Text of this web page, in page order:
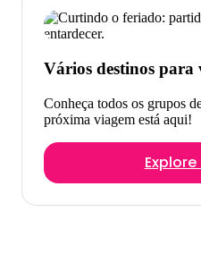
Vários destinos para
Conheça todos os grupos
próxima viagem está aqui!